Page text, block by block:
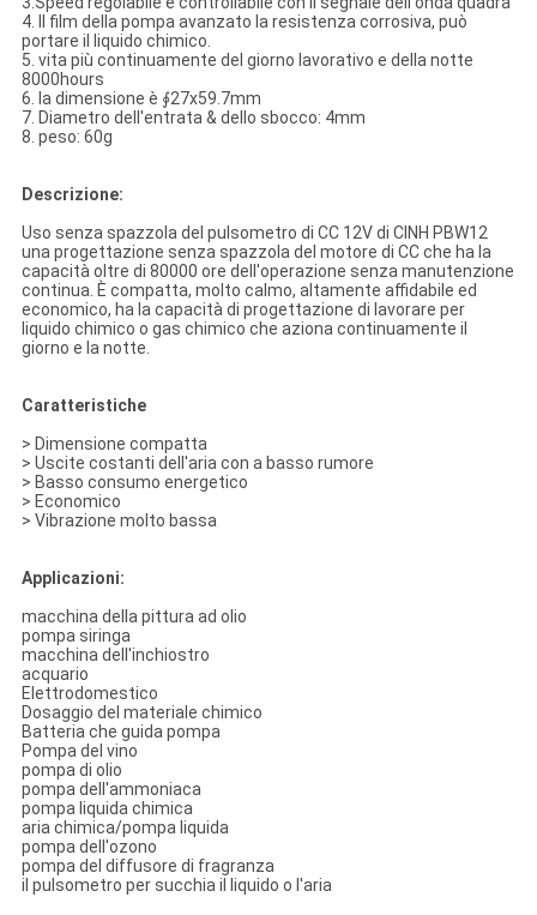
4.
Il film della pompa avanzato la resistenza corrosiva, può
portare il liquido chimico.
5. vita più continuamente del giorno lavorativo e della notte
8000hours
6. la dimensione è ∮27x59.7mm
7. Diametro dell'entrata & dello sbocco: 4mm
8. peso: 60g
Descrizione:
Uso senza spazzola del pulsometro di CC 12V di CINH PBW12
una progettazione senza spazzola del motore di CC che ha la
capacità oltre di 80000 ore dell'operazione senza manutenzione
continua. È compatta, molto calmo, altamente affidabile ed
economico, ha la capacità di progettazione di lavorare per
liquido chimico o gas chimico che aziona continuamente il
giorno e la notte.
Caratteristiche
> Dimensione compatta
> Uscite costanti dell'aria con a basso rumore
> Basso consumo energetico
> Economico
> Vibrazione molto bassa
Applicazioni:
macchina della pittura ad olio
pompa siringa
macchina dell'inchiostro
acquario
Elettrodomestico
Dosaggio del materiale chimico
Batteria che guida pompa
Pompa del vino
pompa di olio
pompa dell'ammoniaca
pompa liquida chimica
aria chimica/pompa liquida
pompa dell'ozono
pompa del diffusore di fragranza
il pulsometro per succhia il liquido o l'aria